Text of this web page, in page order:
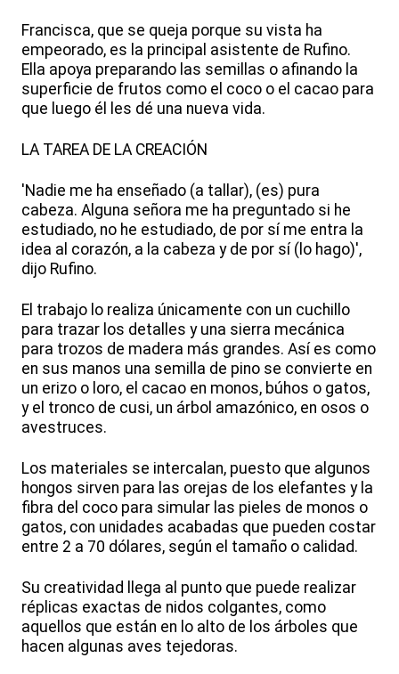
Francisca, que se queja porque su vista ha
empeorado, es la principal asistente de Rufino.
Ella apoya preparando las semillas o afinando la
superficie de frutos como el coco o el cacao para
que luego él les dé una nueva vida.
LA TAREA DE LA CREACIÓN
'Nadie me ha enseñado (a tallar), (es) pura
cabeza. Alguna señora me ha preguntado si he
estudiado, no he estudiado, de por sí me entra la
idea al corazón, a la cabeza y de por sí (lo hago)',
dijo Rufino.
El trabajo lo realiza únicamente con un cuchillo
para trazar los detalles y una sierra mecánica
para trozos de madera más grandes. Así es como
en sus manos una semilla de pino se convierte en
un erizo o loro, el cacao en monos, búhos o gatos,
y el tronco de cusi, un árbol amazónico, en osos o
avestruces.
Los materiales se intercalan, puesto que algunos
hongos sirven para las orejas de los elefantes y la
fibra del coco para simular las pieles de monos o
gatos, con unidades acabadas que pueden costar
entre 2 a 70 dólares, según el tamaño o calidad.
Su creatividad llega al punto que puede realizar
réplicas exactas de nidos colgantes, como
aquellos que están en lo alto de los árboles que
hacen algunas aves tejedoras.